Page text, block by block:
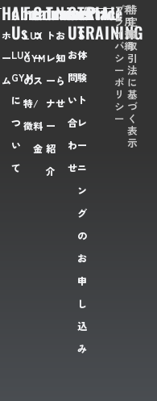
Home
ホ
ー
ム
About
Us
LUX
GYM
に
つ
い
て
Feaures
LUX
GYM
の
特
徴
Course/Price
コ
ー
ス
/
料
金
Trainer
ト
レ
ー
ナ
ー
紹
介
News
お
知
ら
せ
Contact
Us
お
問
い
合
わ
せ
TRIAL
TRAINING
体
験
ト
レ
ー
ニ
ン
グ
の
お
申
し
込
み
プ
ラ
イ
バ
シ
ー
ポ
リ
シ
ー
利
用
規
約
特
定
商
取
引
法
に
基
づ
く
表
示